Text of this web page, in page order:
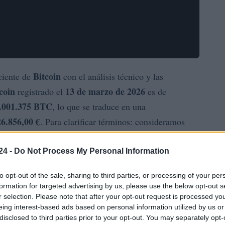
- Do Not Process My Personal Information
opt-out of the sale, sharing to third parties, or processing of your
for targeted advertising by us, please use the below opt-out
selection. Please note that after your opt-out request is processed
interest-based ads based on personal information utilized by us
to third parties prior to your opt-out. You may separately
de Bitcoin con el análisis técnico y las
registrado el 13 de marzo de 2026 es de
BTC, lo que se traduce en una
€. Para clarificar términos: consideramos
circulante por el precio unitario, una métrica útil
que sirve de referencia para pagos rápidos y
el16.03.2026es de$55.93. Históricamente, su
suministro en circulación es de76.31 millones LTC,